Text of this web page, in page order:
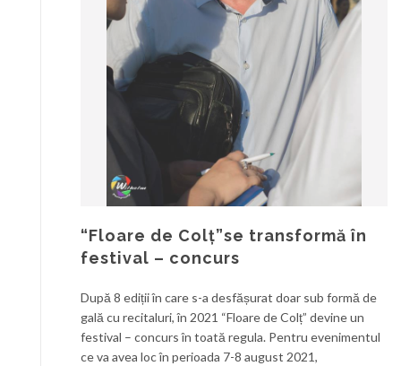
“Floare de Colț”se transformă în
festival – concurs
După 8 ediții în care s-a desfășurat doar sub formă de
gală cu recitaluri, în 2021 “Floare de Colț” devine un
festival – concurs în toată regula. Pentru evenimentul
ce va avea loc în perioada 7-8 august 2021,